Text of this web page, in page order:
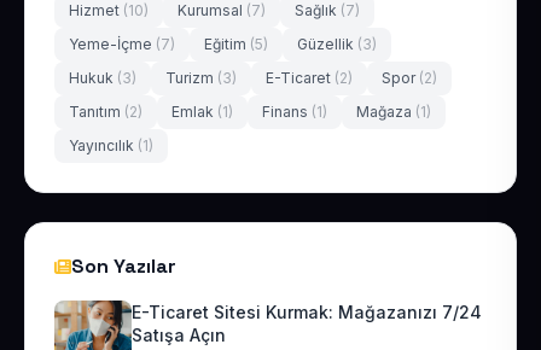
Hizmet (10) Kurumsal (7) Sağlık (7)
Yeme-İçme (7) Eğitim (5) Güzellik (3)
Hukuk (3) Turizm (3) E-Ticaret (2) Spor (2)
Tanıtım (2) Emlak (1) Finans (1) Mağaza (1)
Yayıncılık (1)
Son Yazılar
E-Ticaret Sitesi Kurmak: Mağazanızı 7/24
Satışa Açın